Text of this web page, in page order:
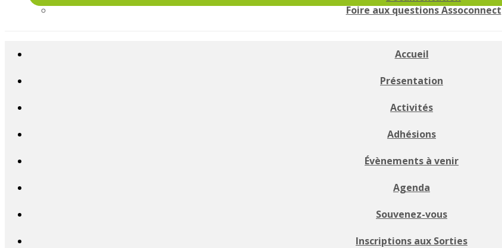
Foire aux questions Assoconnect
Accueil
Présentation
Activités
Adhésions
Évènements à venir
Agenda
Souvenez-vous
Inscriptions aux Sorties